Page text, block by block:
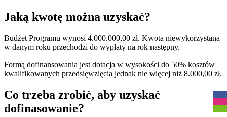
Jaką kwotę można uzyskać?
Budżet Programu wynosi 4.000.000,00 zł. Kwota niewykorzystana
w danym roku przechodzi do wypłaty na rok następny.
Formą dofinansowania jest dotacja w wysokości do 50% kosztów
kwalifikowanych przedsięwzięcia jednak nie więcej niż 8.000,00 zł.
Co trzeba zrobić, aby uzyskać
dofinasowanie?